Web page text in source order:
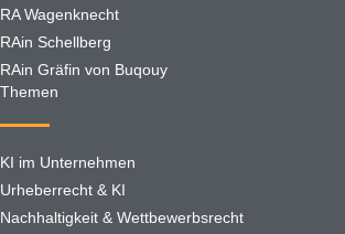
RA Wagenknecht
RAin Schellberg
RAin Gräfin von Buqouy
Themen
KI im Unternehmen
Urheberrecht & KI
Nachhaltigkeit & Wettbewerbsrecht